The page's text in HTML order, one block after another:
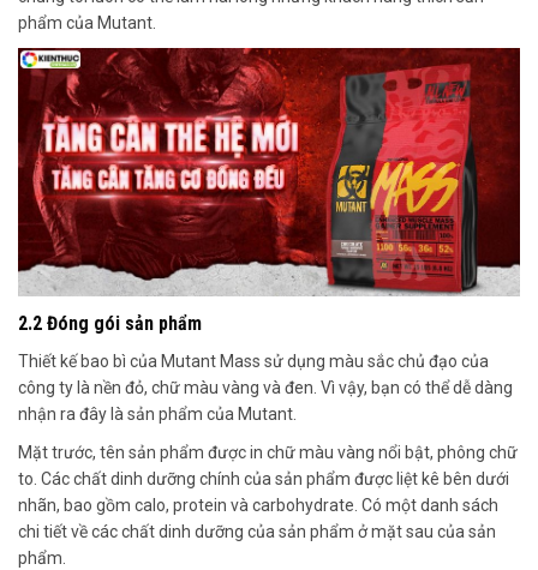
phẩm của Mutant.
2.2 Đóng gói sản phẩm
Thiết kế bao bì của Mutant Mass sử dụng màu sắc chủ đạo của
công ty là nền đỏ, chữ màu vàng và đen. Vì vậy, bạn có thể dễ dàng
nhận ra đây là sản phẩm của Mutant.
Mặt trước, tên sản phẩm được in chữ màu vàng nổi bật, phông chữ
to. Các chất dinh dưỡng chính của sản phẩm được liệt kê bên dưới
nhãn, bao gồm calo, protein và carbohydrate. Có một danh sách
chi tiết về các chất dinh dưỡng của sản phẩm ở mặt sau của sản
phẩm.